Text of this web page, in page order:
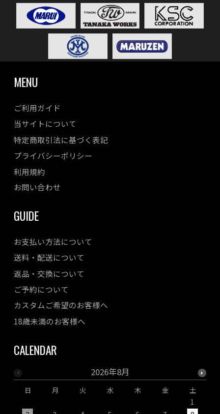
MENU
ご利用ガイド
当サイトについて
特定商取引法に基づく表記
プライバシーポリシー
利用規約
お問い合わせ
GUIDE
お支払い方法について
送料・配送について
返品・交換について
ご予約について
カスタムご希望のお客様へ
18歳未満のお客様へ
CALENDAR
2026年8月
日 月 火 水 木 金
土
1